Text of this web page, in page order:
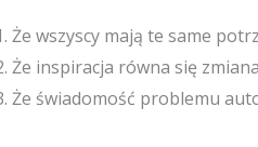
Że wszyscy mają te same
Że inspiracja równa się
Że świadomość problemu